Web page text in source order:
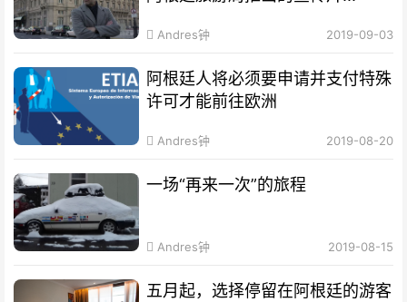
Andres钟 2019-09-03
阿根廷人将必须要申请并支付特殊
许可才能前往欧洲
Andres钟 2019-08-20
一场“再来一次”的旅程
Andres钟 2019-08-15
五月起，选择停留在阿根廷的游客